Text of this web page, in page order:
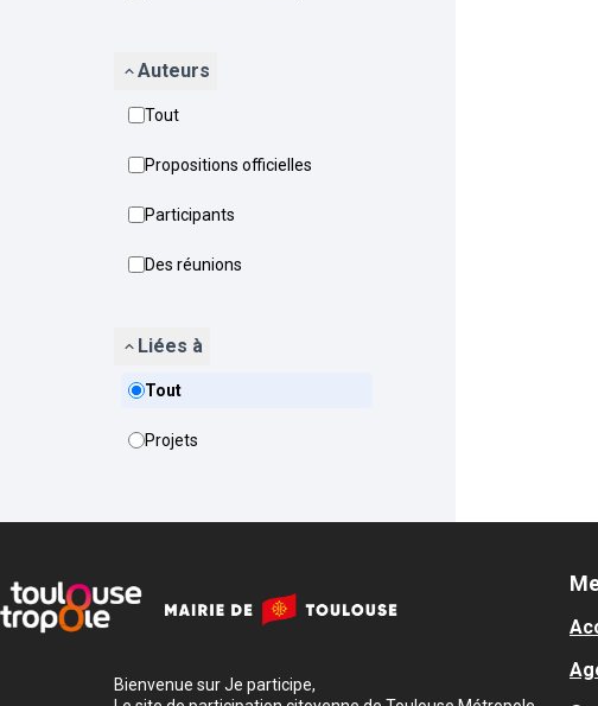
Auteurs
Tout
Propositions officielles
Participants
Des réunions
Liées à
Tout
Projets
Bienvenue sur Je participe,